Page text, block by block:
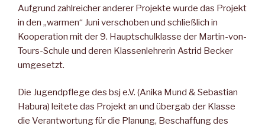
Aufgrund zahlreicher anderer Projekte wurde das Projekt
in den „warmen“ Juni verschoben und schließlich in
Kooperation mit der 9. Hauptschulklasse der Martin-von-
Tours-Schule und deren Klas­senlehrerin Astrid Becker
umgesetzt.
Die Jugendpflege des bsj e.V. (Anika Mund & Sebastian
Habura) leitete das Projekt an und übergab der Klasse
die Verantwortung für die Planung, Beschaffung des